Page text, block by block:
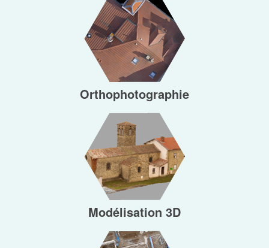
Orthophotographie
Modélisation 3D